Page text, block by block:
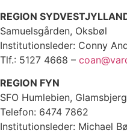
REGION
Samuelsgården, Oksbøl
Institutionsleder: Conny
Tlf.: 5127 4668 –
REGION FYN
SFO Humlebien, Glamsbjerg
Telefon: 6474 7862
Institutionsleder: Michael